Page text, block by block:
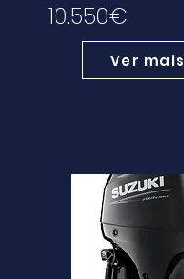
10.550€
Ver mais